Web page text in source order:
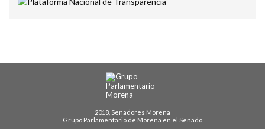
2018, Senadores Morena
Grupo Parlamentario de Morena en el Senado